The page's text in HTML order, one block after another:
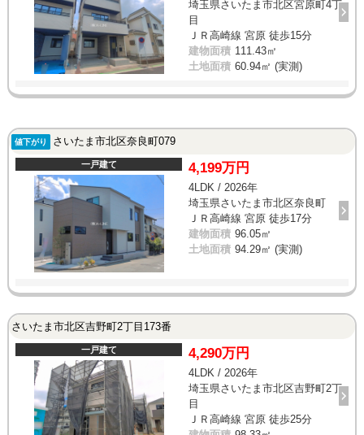
埼玉県さいたま市北区宮原町4丁
目
ＪＲ高崎線 宮原 徒歩15分
建物面積 111.43㎡
土地面積 60.94㎡ (実測)
値下がり さいたま市北区奈良町079
一戸建て 4,199万円
4LDK / 2026年
埼玉県さいたま市北区奈良町
ＪＲ高崎線 宮原 徒歩17分
建物面積 96.05㎡
土地面積 94.29㎡ (実測)
さいたま市北区吉野町2丁目173番
一戸建て 4,290万円
4LDK / 2026年
埼玉県さいたま市北区吉野町2丁
目
ＪＲ高崎線 宮原 徒歩25分